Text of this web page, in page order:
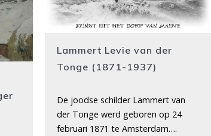
Lammert Levie van der
Tonge (1871-1937)
De joodse schilder Lammert van
der Tonge werd geboren op 24
februari 1871 te Amsterdam….